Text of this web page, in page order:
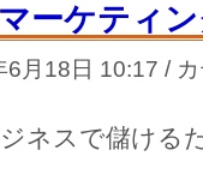
ーケティ
6月18日 10:17 /
ネスで儲ける